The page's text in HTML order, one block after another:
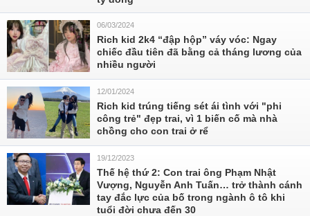
06/03/2024
Rich kid 2k4 “đập hộp” váy vóc: Ngay
chiếc đầu tiên đã bằng cả tháng lương của
nhiều người
12/01/2024
Rich kid trúng tiếng sét ái tình với "phi
công trẻ" đẹp trai, vì 1 biến cố mà nhà
chồng cho con trai ở rể
19/12/2023
Thế hệ thứ 2: Con trai ông Phạm Nhật
Vượng, Nguyễn Anh Tuấn… trở thành cánh
tay đắc lực của bố trong ngành ô tô khi
tuổi đời chưa đến 30